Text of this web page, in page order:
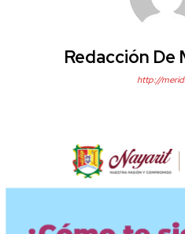
Redacción De
http://